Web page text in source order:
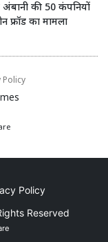
अंबानी की 50 कंपनियों
फ्रॉड का मामला
Policy
Policy
Reserved